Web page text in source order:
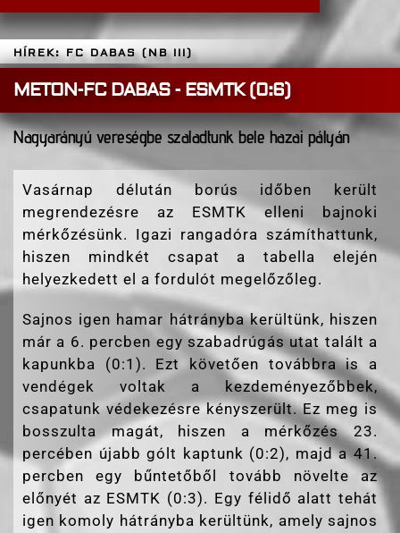
HÍREK: FC DABAS (NB III)
METON-FC DABAS - ESMTK (0:6)
Nagyarányú vereségbe szaladtunk bele hazai pályán
Vasárnap délután borús időben került
megrendezésre az ESMTK elleni bajnoki
mérkőzésünk. Igazi rangadóra számíthattunk,
hiszen mindkét csapat a tabella elején
helyezkedett el a fordulót megelőzőleg.
Sajnos igen hamar hátrányba kerültünk, hiszen
már a 6. percben egy szabadrúgás utat talált a
kapunkba (0:1). Ezt követően továbbra is a
vendégek voltak a kezdeményezőbbek,
csapatunk védekezésre kényszerült. Ez meg is
bosszulta magát, hiszen a mérkőzés 23.
percében újabb gólt kaptunk (0:2), majd a 41.
percben egy bűntetőből tovább növelte az
előnyét az ESMTK (0:3). Egy félidő alatt tehát
igen komoly hátrányba kerültünk, amely sajnos